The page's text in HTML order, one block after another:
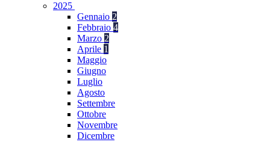
2025
Gennaio 2
Febbraio 4
Marzo 2
Aprile 1
Maggio
Giugno
Luglio
Agosto
Settembre
Ottobre
Novembre
Dicembre